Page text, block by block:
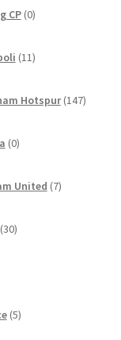
CP 0izdelkov
11izdelkov
Hotspur 147
0izdelkov
United 7izdelkov
30izdelkov
5izdelkov